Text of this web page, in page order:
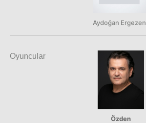
Aydoğan Ergezen
Oyuncular
Özden